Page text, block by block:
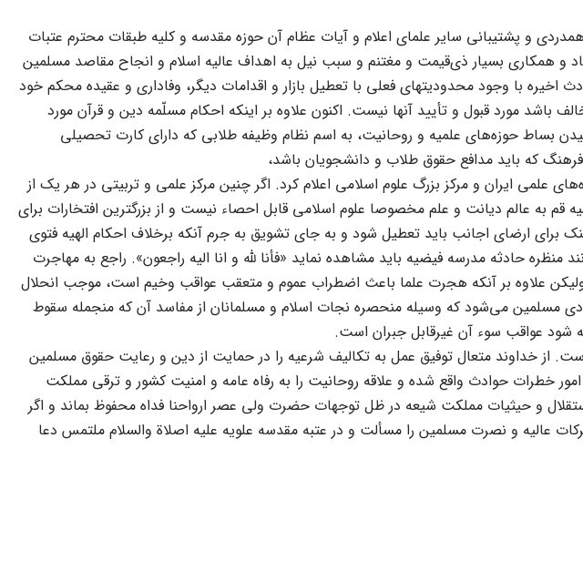
و پشتیبانى سایر علماى اعلام و آیات عظام آن حوزه مقدسه و کلیه طبقات محترم عتبات
و همکارى بسیار ذى‌قیمت و مغتنم و سبب نیل به اهداف عالیه اسلام و انجاح مقاصد مسلمین
با وجود محدودیتهاى فعلى با تعطیل بازار و اقدامات دیگر، وفادارى و عقیده محکم خود
باشد مورد قبول و تأیید آنها نیست. اکنون علاوه بر اینکه احکام مسلّمه دین و قرآن مورد
بساط حوزه‌هاى علمیه و روحانیت، به اسم نظام وظیفه طلابى که داراى کارت تحصیلى
که باید مدافع حقوق طلاب و دانشجویان باشد،
علمى ایران و مرکز بزرگ علوم اسلامى اعلام کرد. اگر چنین مرکز علمى و تربیتى در هر یک از
به عالم دیانت و علم مخصوصا علوم اسلامى قابل احصاء نیست و از بزرگترین افتخارات براى
ارضاى اجانب باید تعطیل شود و به جاى تشویق به جرم آنکه برخلاف احکام الهیه فتوى
حادثه مدرسه فیضیه باید مشاهده نماید «فأنا للّه‌ و انا الیه راجعون». راجع به مهاجرت
ولیکن علاوه بر آنکه هجرت علما باعث اضطراب عموم و متعقب عواقب وخیم است، موجب انحلال
مسلمین مى‌شود که وسیله منحصره نجات اسلام و مسلمانان از مفاسد آن که منجمله سقوط
عواقب سوء آن غیرقابل جبران است.
از خداوند متعال توفیق عمل به تکالیف شرعیه را در حمایت از دین و رعایت حقوق مسلمین
خطرات حوادث واقع شده و علاقه روحانیت را به رفاه عامه و امنیت کشور و ترقى مملکت
و حیثیات مملکت شیعه در ظل توجهات حضرت ولى عصر ارواحنا فداه محفوظ بماند و اگر
عالیه و نصرت مسلمین را مسألت و در عتبه مقدسه علویه علیه اصلاة والسلام ملتمس دعا